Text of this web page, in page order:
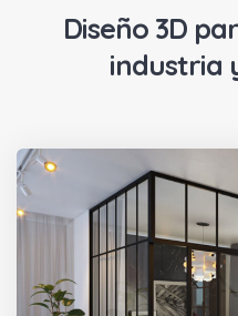
Diseño 3D
industria